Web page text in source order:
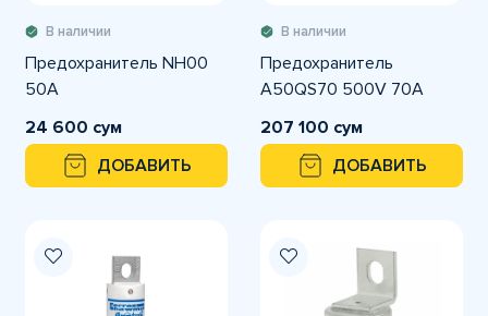
В наличии
Предохранитель NH00
50A
24 600 сум
ДОБАВИТЬ
В наличии
Предохранитель
A50QS70 500V 70A
207 100 сум
ДОБАВИТЬ